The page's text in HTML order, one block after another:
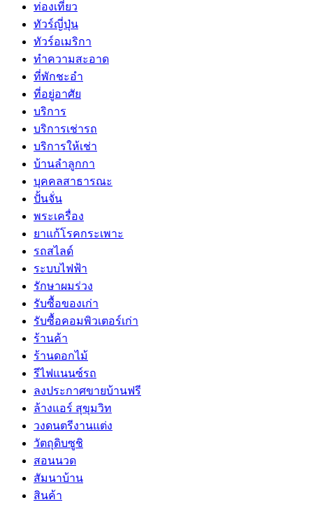
ท่องเที่ยว
ทัวร์ญี่ปุ่น
ทัวร์อเมริกา
ทำความสะอาด
ที่พักชะอำ
ที่อยู่อาศัย
บริการ
บริการเช่ารถ
บริการให้เช่า
บ้านลำลูกกา
บุคคลสาธารณะ
ปั้นจั่น
พระเครื่อง
ยาแก้โรคกระเพาะ
รถสไลด์
ระบบไฟฟ้า
รักษาผมร่วง
รับซื้อของเก่า
รับซื้อคอมพิวเตอร์เก่า
ร้านค้า
ร้านดอกไม้
รีไฟแนนซ์รถ
ลงประกาศขายบ้านฟรี
ล้างแอร์ สุขุมวิท
วงดนตรีงานแต่ง
วัตถุดิบซูชิ
สอนนวด
สัมนาบ้าน
สินค้า